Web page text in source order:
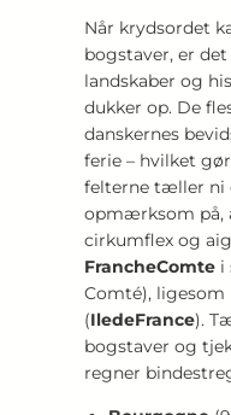
Når krydsordet
bogstaver, er
landskaber og
dukker op. De
danskernes
ferie – hvilket
felterne tæller ni
opmærksom på,
cirkumflex og
FrancheComte i
Comté),
(IledeFrance).
bogstaver og
regner